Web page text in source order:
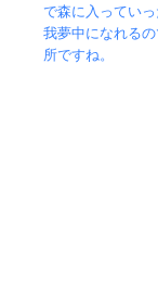
で森に入ってい
我夢中になれる
所ですね。